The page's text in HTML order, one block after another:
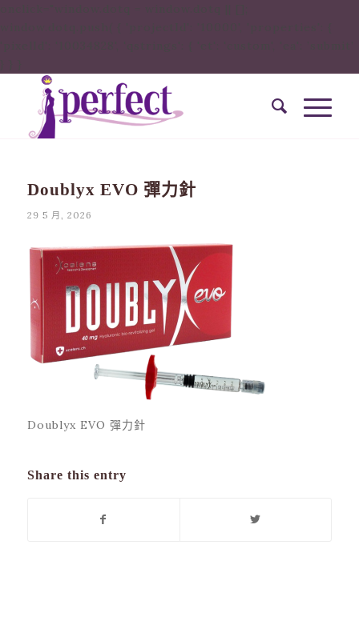
Doublyx EVO 彈力針
29 5 月, 2026
Doublyx EVO 彈力針
Share this entry